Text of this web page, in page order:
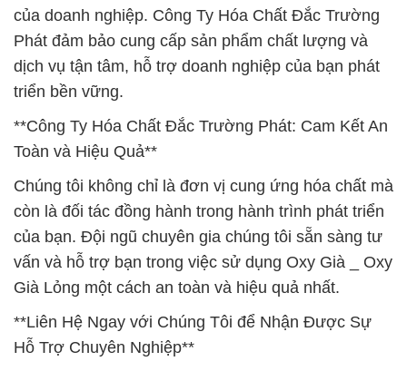
của doanh nghiệp. Công Ty Hóa Chất Đắc Trường
Phát đảm bảo cung cấp sản phẩm chất lượng và
dịch vụ tận tâm, hỗ trợ doanh nghiệp của bạn phát
triển bền vững.
**Công Ty Hóa Chất Đắc Trường Phát: Cam Kết An
Toàn và Hiệu Quả**
Chúng tôi không chỉ là đơn vị cung ứng hóa chất mà
còn là đối tác đồng hành trong hành trình phát triển
của bạn. Đội ngũ chuyên gia chúng tôi sẵn sàng tư
vấn và hỗ trợ bạn trong việc sử dụng Oxy Già _ Oxy
Già Lỏng một cách an toàn và hiệu quả nhất.
**Liên Hệ Ngay với Chúng Tôi để Nhận Được Sự
Hỗ Trợ Chuyên Nghiệp**